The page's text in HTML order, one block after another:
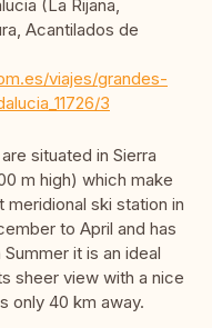
(La Rijana,
Acantilados de
viajes/grandes-
3
situated in Sierra
m high) which make
ski station in
to April and has
it is an ideal
sheer view with a nice
only 40 km away.